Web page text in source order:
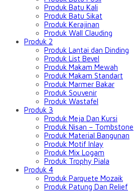
Produk Batu Kali
Produk Batu Sikat
Produk Kerajinan
Produk Wall Clauding
Produk 2
Produk Lantai dan Dinding
Produk List Bevel
Produk Makam Mewah
Produk Makam Standart
Produk Marmer Bakar
Produk Souvenir
Produk Wastafel
Produk 3
Produk Meja Dan Kursi
Produk Nisan – Tombstone
Produk Material Bangunan
Produk Motif Inlay
Produk Mix Logam
Produk Trophy Piala
Produk 4
Produk Parquete Mozaik
Produk Patung Dan Relief